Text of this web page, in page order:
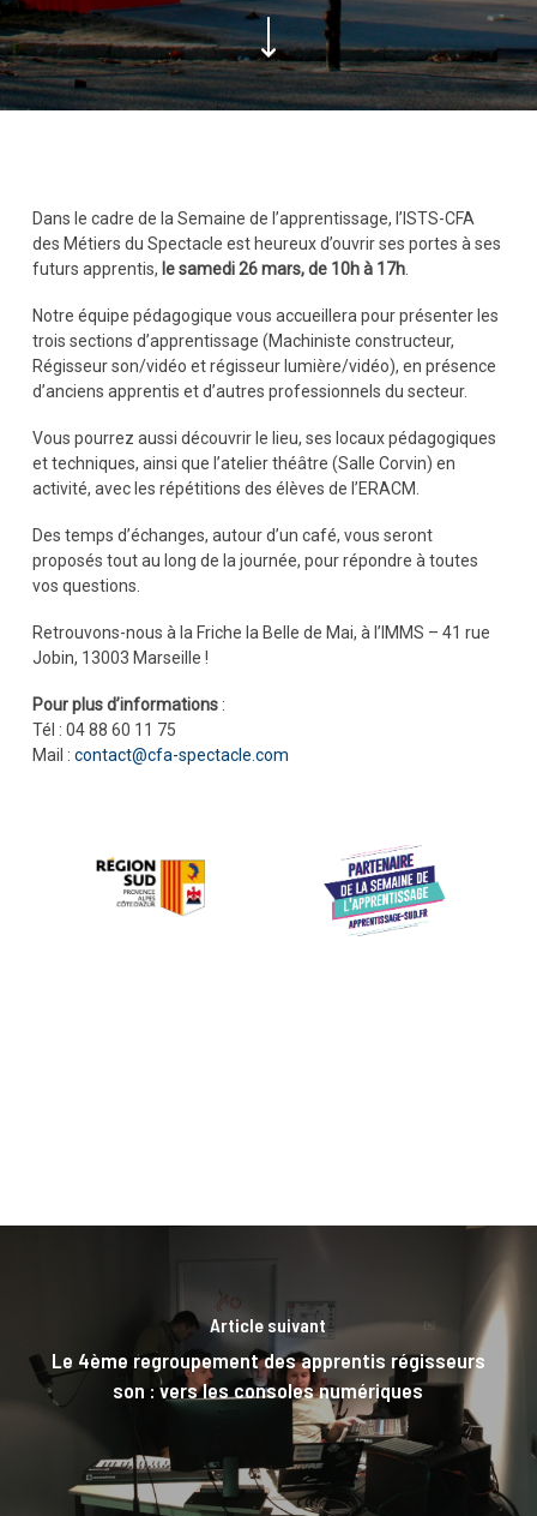
Dans le cadre de la Semaine de l’apprentissage, l’ISTS-CFA
des Métiers du Spectacle est heureux d’ouvrir ses portes à ses
futurs apprentis, le samedi 26 mars, de 10h à 17h.
Notre équipe pédagogique vous accueillera pour présenter les
trois sections d’apprentissage (Machiniste constructeur,
Régisseur son/vidéo et régisseur lumière/vidéo), en présence
d’anciens apprentis et d’autres professionnels du secteur.
Vous pourrez aussi découvrir le lieu, ses locaux pédagogiques
et techniques, ainsi que l’atelier théâtre (Salle Corvin) en
activité, avec les répétitions des élèves de l’ERACM.
Des temps d’échanges, autour d’un café, vous seront
proposés tout au long de la journée, pour répondre à toutes
vos questions.
Retrouvons-nous à la Friche la Belle de Mai, à l’IMMS – 41 rue
Jobin, 13003 Marseille !
Pour plus d’informations:
Tél : 04 88 60 11 75
Mail : contact@cfa-spectacle.com
Article suivant
Le 4ème regroupement des apprentis régisseurs
son : vers les consoles numériques